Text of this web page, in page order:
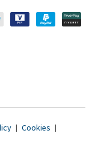
| Cookies |